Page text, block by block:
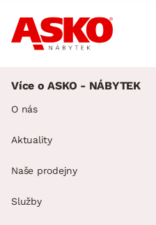
Více o ASKO - NÁBYTEK
O nás
Aktuality
Naše prodejny
Služby